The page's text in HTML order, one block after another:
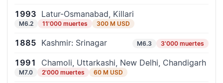
1993 Latur-Osmanabad, Killari
M6.2 11'000 muertes 300 M USD
1885 Kashmir: Srinagar M6.3 3'000 muertes
1991 Chamoli, Uttarkashi, New Delhi, Chandigarh
M7.0 2'000 muertes 60 M USD